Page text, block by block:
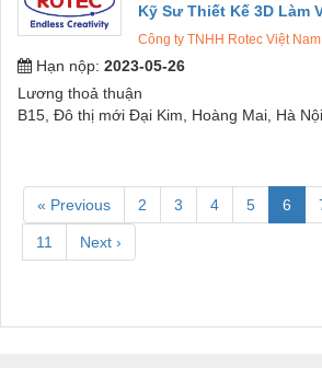
Kỹ Sư Thiết Kế 3D Làm
Công ty TNHH Rotec Việt Nam
Hạn nộp: 2023-05-26
Lương thoả thuận
B15, Đô thị mới Đại Kim, Hoàng Mai, Hà Nội
« Previous 2 3 4 5 6
11 Next ›